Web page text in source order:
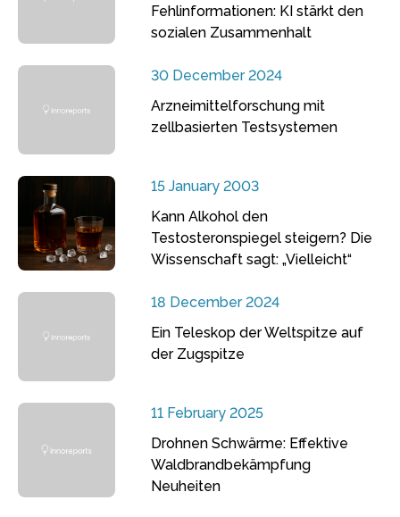
Fehlinformationen: KI stärkt den
sozialen Zusammenhalt
30 December 2024
Arzneimittelforschung mit
zellbasierten Testsystemen
15 January 2003
Kann Alkohol den
Testosteronspiegel steigern? Die
Wissenschaft sagt: „Vielleicht“
18 December 2024
Ein Teleskop der Weltspitze auf
der Zugspitze
11 February 2025
Drohnen Schwärme: Effektive
Waldbrandbekämpfung
Neuheiten